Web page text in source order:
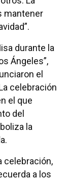
mantener
durante la
Ángeles”,
el
celebración
el que
del
la
celebración,
a los